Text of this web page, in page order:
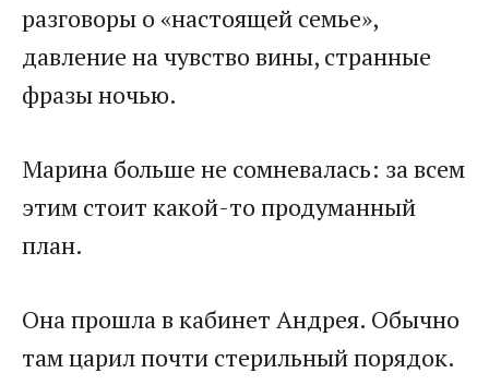
разговоры о «настоящей семье»,
давление на чувство вины, странные
фразы ночью.
Марина больше не сомневалась: за всем
этим стоит какой-то продуманный
план.
Она прошла в кабинет Андрея. Обычно
там царил почти стерильный порядок.